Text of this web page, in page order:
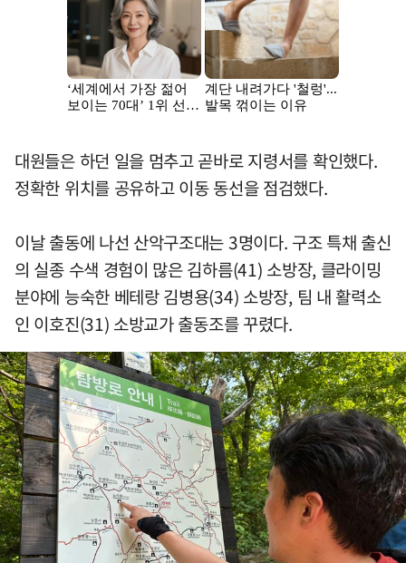
대원들은 하던 일을 멈추고 곧바로 지령서를 확인했다.
정확한 위치를 공유하고 이동 동선을 점검했다.
이날 출동에 나선 산악구조대는 3명이다. 구조 특채 출신
의 실종 수색 경험이 많은 김하름(41) 소방장, 클라이밍
분야에 능숙한 베테랑 김병용(34) 소방장, 팀 내 활력소
인 이호진(31) 소방교가 출동조를 꾸렸다.